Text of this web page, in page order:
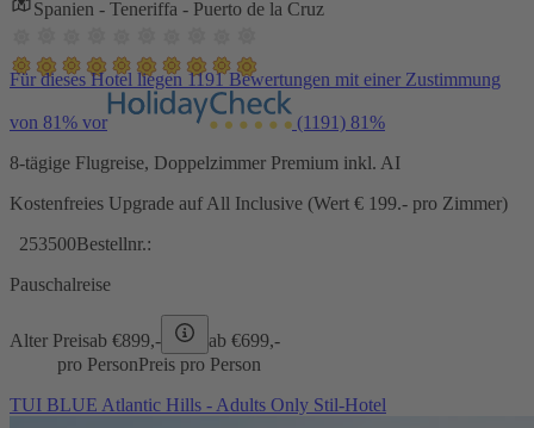
Spanien - Teneriffa - Puerto de la Cruz
Für dieses Hotel liegen 1191 Bewertungen mit einer Zustimmung
von 81% vor (1191) 81%
8-tägige Flugreise, Doppelzimmer Premium inkl. AI
Kostenfreies Upgrade auf All Inclusive (Wert € 199.- pro Zimmer)
253500Bestellnr.:
Pauschalreise
Alter Preisab €899,- ab €699,-
pro PersonPreis pro Person
TUI BLUE Atlantic Hills - Adults Only Stil-Hotel